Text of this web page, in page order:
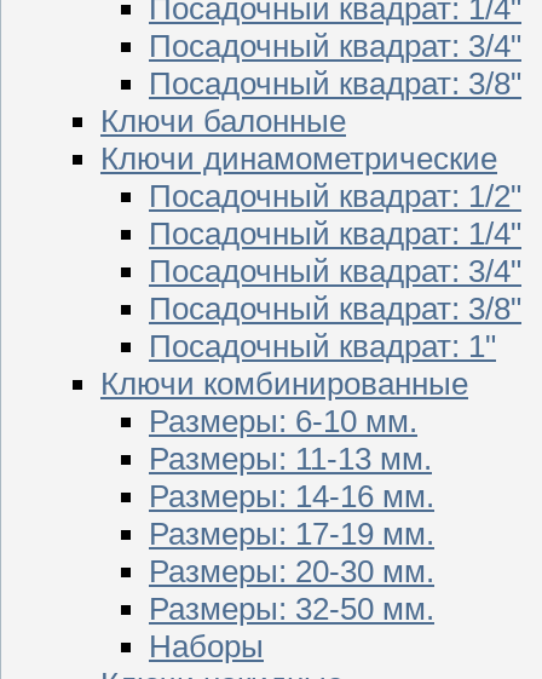
Посадочный квадрат: 1/4"
Посадочный квадрат: 3/4"
Посадочный квадрат: 3/8"
Ключи балонные
Ключи динамометрические
Посадочный квадрат: 1/2"
Посадочный квадрат: 1/4"
Посадочный квадрат: 3/4"
Посадочный квадрат: 3/8"
Посадочный квадрат: 1"
Ключи комбинированные
Размеры: 6-10 мм.
Размеры: 11-13 мм.
Размеры: 14-16 мм.
Размеры: 17-19 мм.
Размеры: 20-30 мм.
Размеры: 32-50 мм.
Наборы